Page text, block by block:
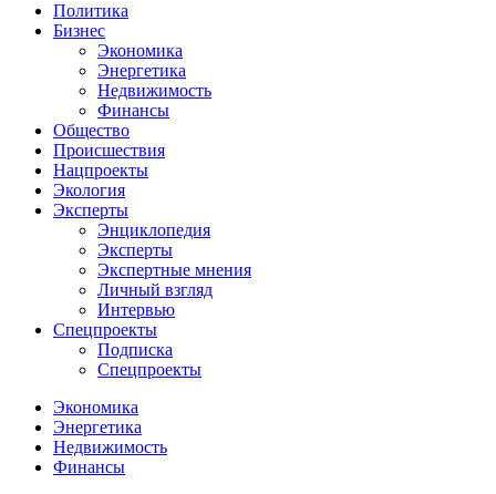
Политика
Бизнес
Экономика
Энергетика
Недвижимость
Финансы
Общество
Происшествия
Нацпроекты
Экология
Эксперты
Энциклопедия
Эксперты
Экспертные мнения
Личный взгляд
Интервью
Спецпроекты
Подписка
Спецпроекты
Экономика
Энергетика
Недвижимость
Финансы